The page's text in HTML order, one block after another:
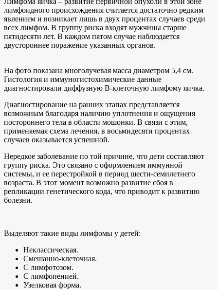
лимфоидного происхождения считается достаточно редким
явлением и возникает лишь в двух процентах случаев среди
всех лимфом. В группу риска входят мужчины старше
пятидесяти лет. В каждом пятом случае наблюдается
двустороннее поражение указанных органов.
На фото показана многолучевая масса диаметром 5,4 см.
Гистология и иммуногистохимические данные
диагностировали диффузную В-клеточную лимфому яичка.
Диагностирование на ранних этапах представляется
возможным благодаря наличию уплотнения и ощущения
постороннего тела в области мошонки. В связи с этим,
применяемая схема лечения, в восьмидесяти процентах
случаев оказывается успешной.
Нередкое заболевание по той причине, что дети составляют
группу риска. Это связано с оформлением иммунной
системы, и ее перестройкой в период шести-семилетнего
возраста. В этот момент возможно развитие сбоя в
репликации генетического кода, что приводит к развитию
болезни.
Выделяют такие виды лимфомы у детей:
Неклассическая.
Смешанно-клеточная.
С лимфотозом.
С лимфопенией.
Узелковая форма.